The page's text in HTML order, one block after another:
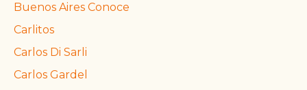
Buenos Aires Conoce
Carlitos
Carlos Di Sarli
Carlos Gardel